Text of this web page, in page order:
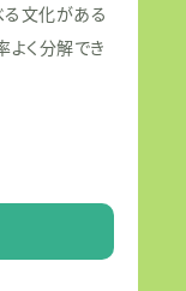
文化がある
よく分解でき